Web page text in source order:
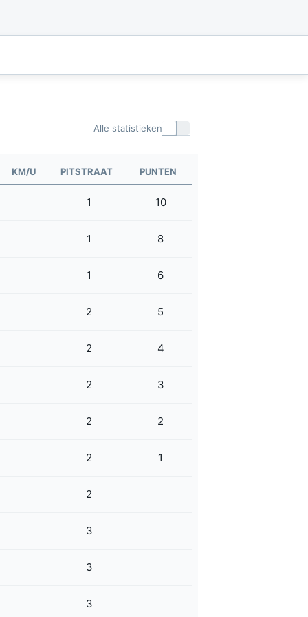
Alle statistieken
KM/U PITSTRAAT PUNTEN
1 10
1 8
1 6
2 5
2 4
2 3
2 2
2 1
2
3
3
3